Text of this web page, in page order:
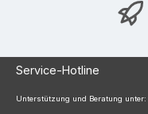
Service-Hotline
Unterstützung und Beratung unter: